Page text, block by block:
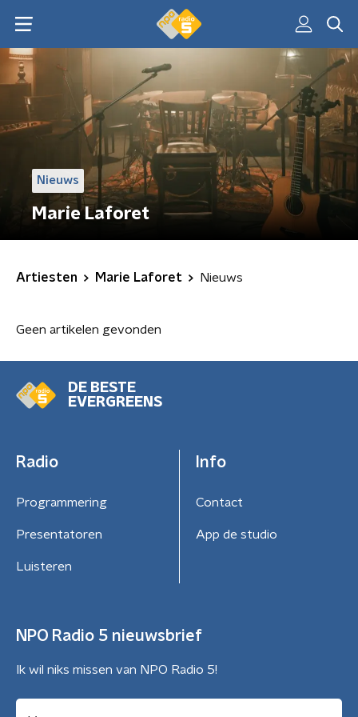
Nieuws
Marie Laforet
Artiesten Marie Laforet Nieuws
Geen artikelen gevonden
DE BESTE
EVERGREENS
Radio
Programmering
Presentatoren
Luisteren
Info
Contact
App de studio
NPO Radio 5 nieuwsbrief
Ik wil niks missen van NPO Radio 5!